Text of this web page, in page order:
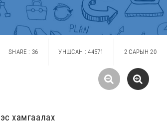
SHARE : 36 УНШСАН : 44571 2 САРЫН 20
хамгаалах